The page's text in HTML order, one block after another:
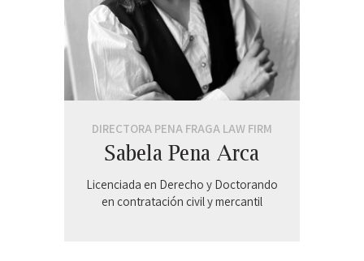
DIRECTORA PENA FRAGA LAW FIRM
Sabela Pena Arca
Licenciada en Derecho y Doctorando
en contratación civil y mercantil